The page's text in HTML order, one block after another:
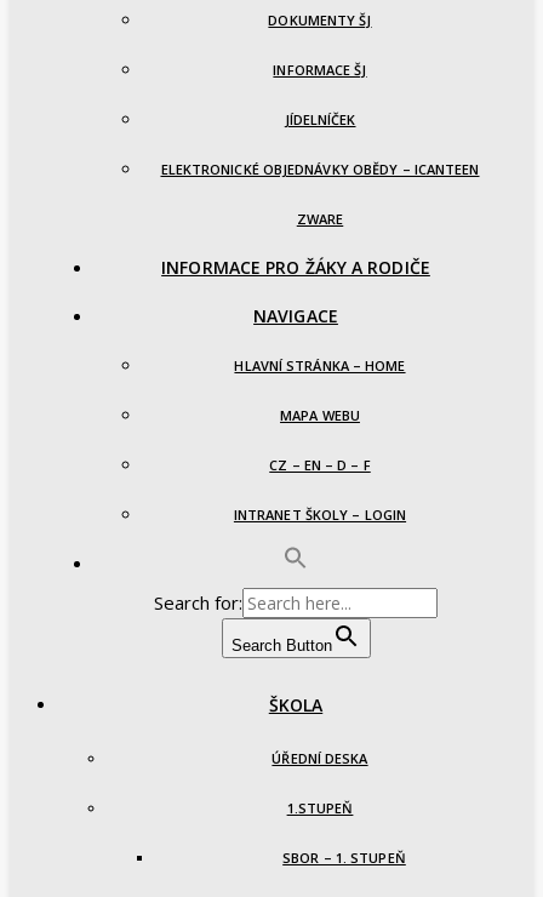
DOKUMENTY ŠJ
INFORMACE ŠJ
JÍDELNÍČEK
ELEKTRONICKÉ OBJEDNÁVKY OBĚDY – ICANTEEN
ZWARE
INFORMACE PRO ŽÁKY A RODIČE
NAVIGACE
HLAVNÍ STRÁNKA – HOME
MAPA WEBU
CZ – EN – D – F
INTRANET ŠKOLY – LOGIN
Search for:
Search Button
ŠKOLA
ÚŘEDNÍ DESKA
1.STUPEŇ
SBOR – 1. STUPEŇ